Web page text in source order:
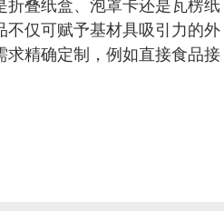
叠纸盒、泡罩卡还是瓦楞纸
不仅可赋予基材具吸引力的外
精确定制，例如直接食品接